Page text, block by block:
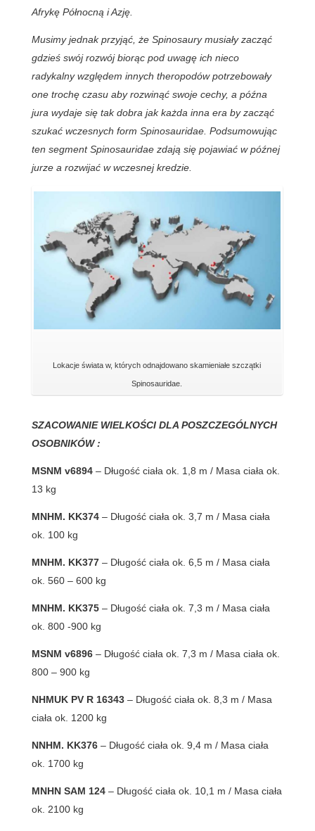
Afrykę Północną i Azję.
Musimy jednak przyjąć, że Spinosaury musiały zacząć
gdzieś swój rozwój biorąc pod uwagę ich nieco
radykalny względem innych theropodów potrzebowały
one trochę czasu aby rozwinąć swoje cechy, a późna
jura wydaje się tak dobra jak każda inna era by zacząć
szukać wczesnych form Spinosauridae. Podsumowując
ten segment Spinosauridae zdają się pojawiać w późnej
jurze a rozwijać w wczesnej kredzie.
Lokacje świata w, których odnajdowano skamieniałe szczątki
Spinosauridae.
SZACOWANIE WIELKOŚCI DLA POSZCZEGÓLNYCH
OSOBNIKÓW :
MSNM v6894– Długość ciała ok. 1,8 m / Masa ciała ok.
13 kg
MNHM. KK374– Długość ciała ok. 3,7 m / Masa ciała
ok. 100 kg
MNHM. KK377– Długość ciała ok. 6,5 m / Masa ciała
ok. 560 – 600 kg
MNHM. KK375– Długość ciała ok. 7,3 m / Masa ciała
ok. 800 -900 kg
MSNM v6896– Długość ciała ok. 7,3 m / Masa ciała ok.
800 – 900 kg
NHMUK PV R 16343– Długość ciała ok. 8,3 m / Masa
ciała ok. 1200 kg
NNHM. KK376– Długość ciała ok. 9,4 m / Masa ciała
ok. 1700 kg
MNHN SAM 124– Długość ciała ok. 10,1 m / Masa ciała
ok. 2100 kg